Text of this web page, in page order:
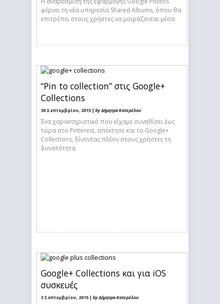
φέρνει τη νέα υπηρεσία Shared Albums, όπου θα
επιτρέπει στους χρήστες να μοιράζονται μέσα
“Pin to collection” στις Google+
Collections
30 Σεπτεμβρίου, 2015 | by Δήμητρα Κατερέλου
Ένα χαρακτηριστικό που είχαμε συνηθίσει έως
τώρα στο Pinterest, απέκτησε και το Google+
Collections, δίνοντας πλέον στους χρήστες τη
δυνατότητα
Google+ Collections και για iOS
συσκευές
3 Σεπτεμβρίου, 2015 | by Δήμητρα Κατερέλου